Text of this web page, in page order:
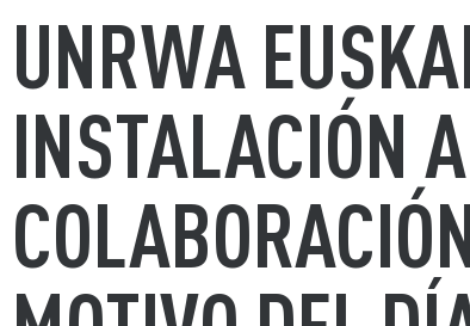
UNRWA
INSTALACIÓN